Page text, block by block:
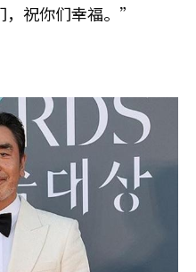
祝你们幸福。”